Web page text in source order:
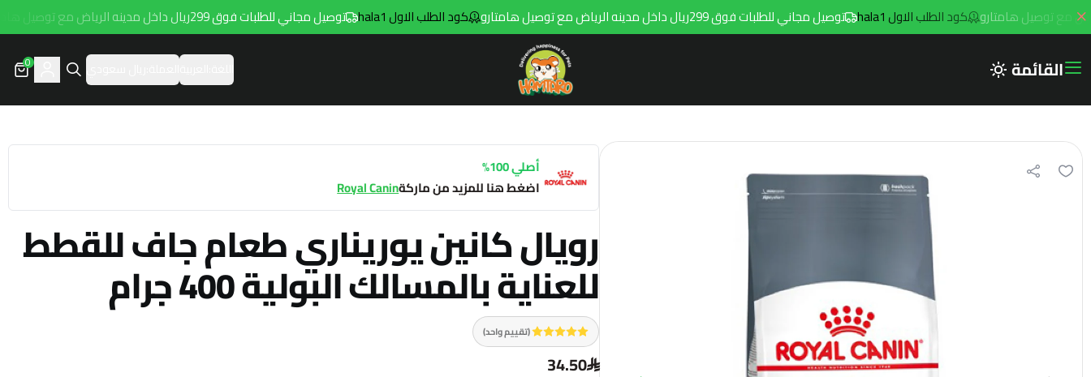
كود الطلب الاول hala1 توصيل مجاني للطلبات فوق 299ريال داخل مدينه الرياض مع توصيل هامتارو كود الطلب الاول hala1 توصيل مجاني للطلبات فوق 299ريال داخل مدينه الرياض مع توصيل هامتارو
القائمة Hamtaro
0
أصلي 100%
اضغط هنا للمزيد من ماركةRoyal Canin
رويال كانين يوريناري طعام جاف للقطط
للعناية بالمسالك البولية 400 جرام
(تقييم واحد)
34.50